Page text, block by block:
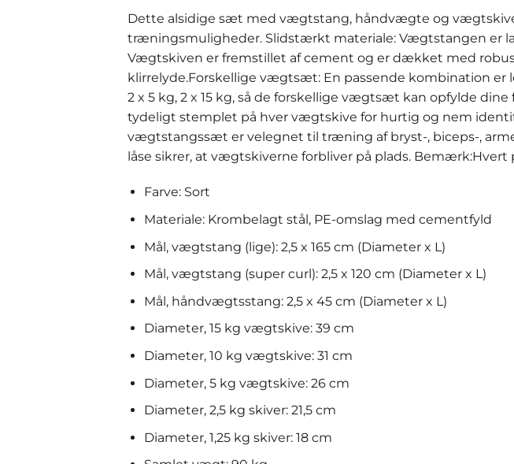
Dette alsidige sæt med vægtstang, håndvægte og
træningsmuligheder. Slidstærkt materiale: Vægtstangen er
Vægtskiven er fremstillet af cement og er dækket med
klirrelyde.Forskellige vægtsæt: En passende kombination er
2 x 5 kg, 2 x 15 kg, så de forskellige vægtsæt kan opfylde
tydeligt stemplet på hver vægtskive for hurtig og nem
vægtstangssæt er velegnet til træning af bryst-, biceps-,
låse sikrer, at vægtskiverne forbliver på plads.
Farve: Sort
Materiale: Krombelagt stål, PE-omslag med cementfyld
Mål, vægtstang (lige): 2,5 x 165 cm (Diameter x L)
Mål, vægtstang (super curl): 2,5 x 120 cm (Diameter x L)
Mål, håndvægtsstang: 2,5 x 45 cm (Diameter x L)
Diameter, 15 kg vægtskive: 39 cm
Diameter, 10 kg vægtskive: 31 cm
Diameter, 5 kg vægtskive: 26 cm
Diameter, 2,5 kg skiver: 21,5 cm
Diameter, 1,25 kg skiver: 18 cm